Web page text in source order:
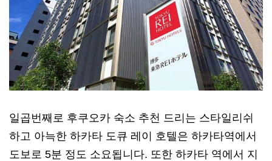
일곱번째로 후쿠오카 숙소 추천 드리는 스타일리쉬
하고 아늑한 하카타 도큐 레이 호텔은 하카타역에서
도보로 5분 정도 소요됩니다. 또한 하카타 역에서 지